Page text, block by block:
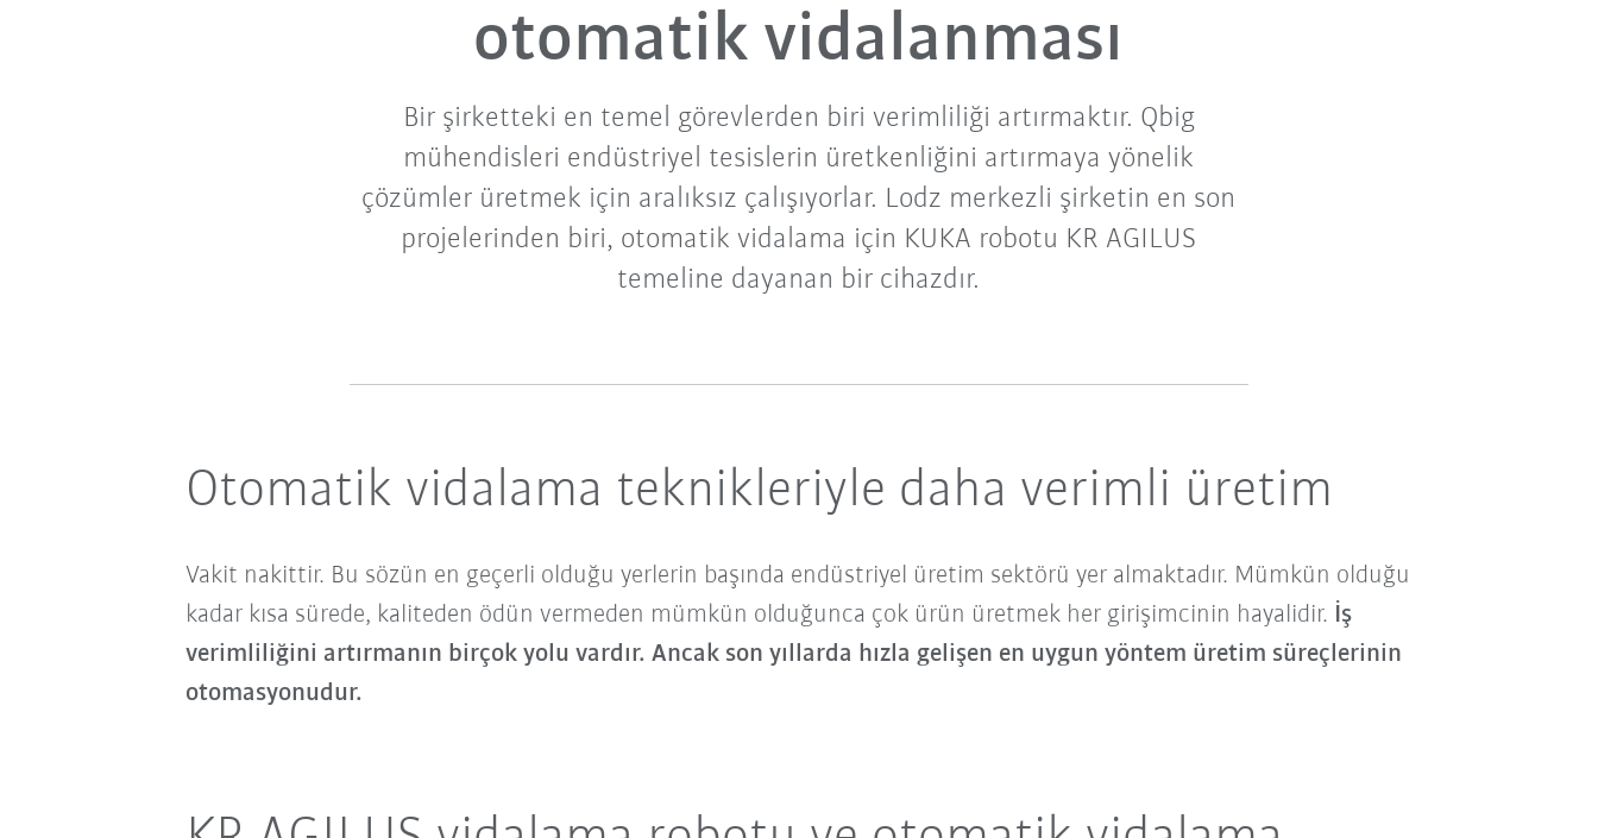
otomatik vidalanması
Bir şirketteki en temel görevlerden biri verimliliği artırmaktır. Qbig
mühendisleri endüstriyel tesislerin üretkenliğini artırmaya yönelik
çözümler üretmek için aralıksız çalışıyorlar. Lodz merkezli şirketin en son
projelerinden biri, otomatik vidalama için KUKA robotu KR AGILUS
temeline dayanan bir cihazdır.
Otomatik vidalama teknikleriyle daha verimli üretim
Vakit nakittir. Bu sözün en geçerli olduğu yerlerin başında endüstriyel üretim sektörü yer almaktadır. Mümkün olduğu
kadar kısa sürede, kaliteden ödün vermeden mümkün olduğunca çok ürün üretmek her girişimcinin hayalidir. İş
verimliliğini artırmanın birçok yolu vardır. Ancak son yıllarda hızla gelişen en uygun yöntem üretim süreçlerinin
otomasyonudur.